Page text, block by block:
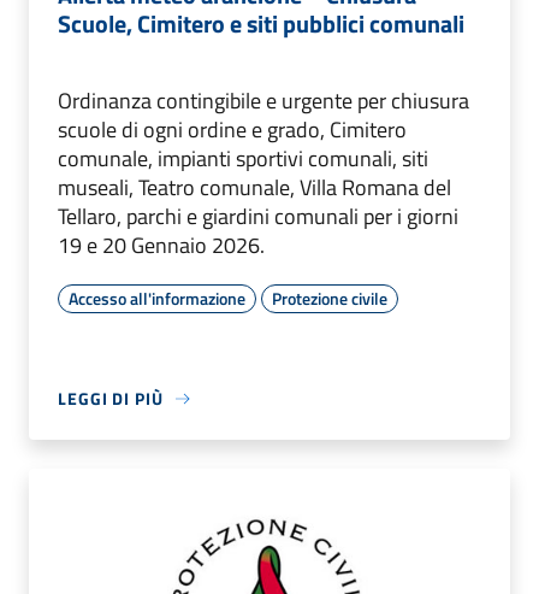
Scuole, Cimitero e siti pubblici comunali
Ordinanza contingibile e urgente per chiusura
scuole di ogni ordine e grado, Cimitero
comunale, impianti sportivi comunali, siti
museali, Teatro comunale, Villa Romana del
Tellaro, parchi e giardini comunali per i giorni
19 e 20 Gennaio 2026.
Accesso all'informazione Protezione civile
LEGGI DI PIÙ